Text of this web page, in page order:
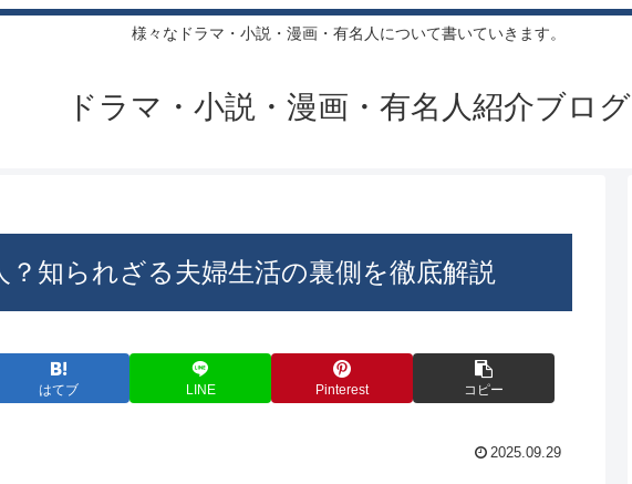
様々なドラマ・小説・漫画・有名人について書いていきます。
ドラマ・小説・漫画・有名人紹介ブログ
？知られざる夫婦生活の裏側を徹底解説
はてブ LINE Pinterest コピー
2025.09.29